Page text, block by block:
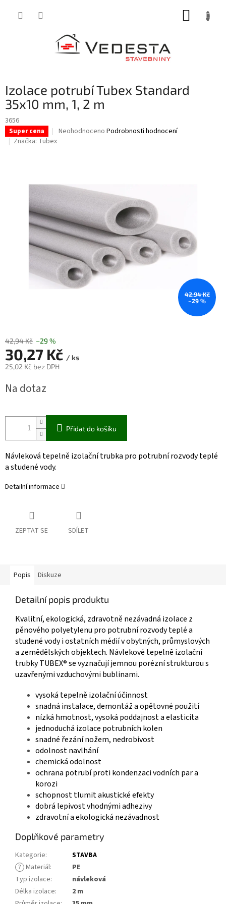
Izolace potrubí Tubex Standard
35x10 mm, 1, 2 m
3656
Super cena
Průměrné
5
Neohodnoceno Podrobnosti hodnocení
Značka: Tubex
42,94 Kč
–29 %
42,94 Kč –29 %
30,27 Kč / ks
25,02 Kč bez DPH
cena:
Na dotaz
Přidat do košíku
Návleková tepelně izolační trubka pro potrubní rozvody teplé
a studené vody.
Detailní informace
ZEPTAT SE SDÍLET
Popis Diskuze
Detailní popis produktu
Kvalitní, ekologická, zdravotně nezávadná izolace z
pěnového polyetylenu pro potrubní rozvody teplé a
studené vody i ostatních médií v obytných, průmyslových
a zemědělských objektech. Návlekové tepelně izolační
trubky TUBEX® se vyznačují jemnou porézní strukturou s
uzavřenými vzduchovými bublinami.
vysoká tepelně izolační účinnost
snadná instalace, demontáž a opětovné použití
nízká hmotnost, vysoká poddajnost a elasticita
jednoduchá izolace potrubních kolen
snadné řezání nožem, nedrobivost
odolnost navlhání
chemická odolnost
ochrana potrubí proti kondenzaci vodních par a
korozi
schopnost tlumit akustické efekty
dobrá lepivost vhodnými adhezivy
zdravotní a ekologická nezávadnost
Doplňkové parametry
Kategorie:
STAVBA
? Materiál:
PE
Typ izolace:
návleková
Délka izolace:
2 m